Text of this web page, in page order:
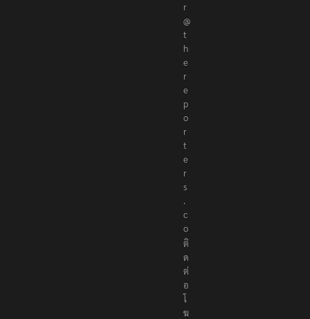
r
@
t
h
e
r
e
p
o
r
t
e
r
s
.
c
o
ติ
ด
ต่
อ
โ
ฆ